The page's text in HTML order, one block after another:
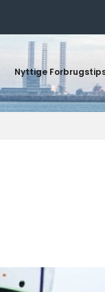
Nyttige